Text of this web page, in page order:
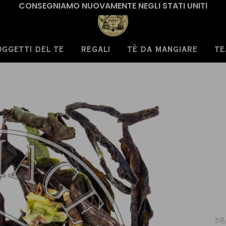
CONSEGNIAMO NUOVAMENTE NEGLI STATI UNITI
DEL TE REGALI TÈ DA MANGIARE